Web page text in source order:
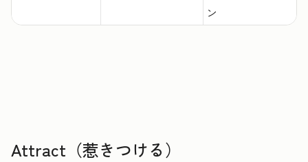
ン
Attract（惹きつける）